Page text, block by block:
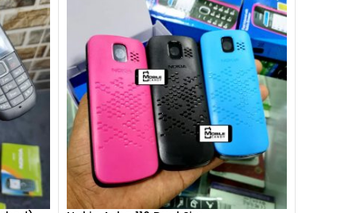
for Laptop & PC